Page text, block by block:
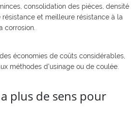
consolidation des pièces, densité
et meilleure résistance à la
corrosion.
économies de coûts considérables,
méthodes d'usinage ou de coulée.
a plus de sens pour